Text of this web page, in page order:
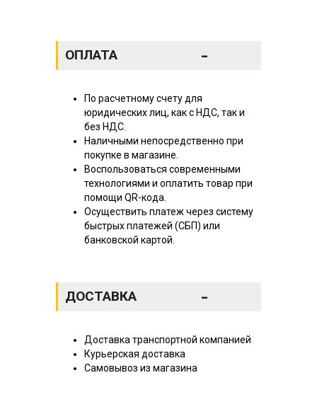
ОПЛАТА -
По расчетному счету для
юридических лиц, как с НДС, так и
без НДС.
Наличными непосредственно при
покупке в магазине.
Воспользоваться современными
технологиями и оплатить товар при
помощи QR-кода.
Осуществить платеж через систему
быстрых платежей (СБП) или
банковской картой.
ДОСТАВКА -
Доставка транспортной компанией
Курьерская доставка
Самовывоз из магазина